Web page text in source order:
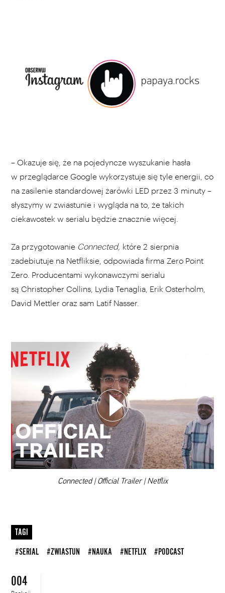
– Okazuje się, że na pojedyncze wyszukanie hasła
w przeglądarce Google wykorzystuje się tyle energii, co
na zasilenie standardowej żarówki LED przez 3 minuty –
słyszymy w zwiastunie i wygląda na to, że takich
ciekawostek w serialu będzie znacznie więcej.
Za przygotowanie Connected, które 2 sierpnia
zadebiutuje na Netfliksie, odpowiada firma Zero Point
Zero. Producentami wykonawczymi serialu
są Christopher Collins, Lydia Tenaglia, Erik Osterholm,
David Mettler oraz sam Latif Nasser.
00:00Connected | Official Trailer | Netflix
WYBIERZ SWOJĄ PLAYLISTĘ
DODAJ TEN FILM DO PLAYLISTY
TAGI
#SERIAL #ZWIASTUN #NAUKA #NETFLIX #PODCAST
004